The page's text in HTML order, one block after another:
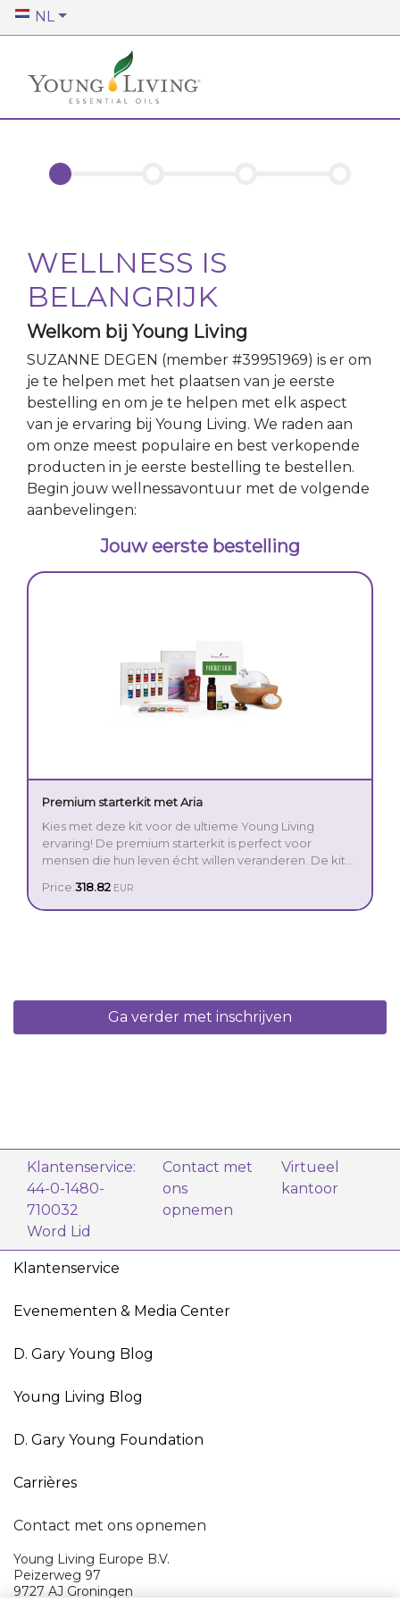
NL
WELLNESS IS
BELANGRIJK
Welkom bij Young Living
SUZANNE DEGEN (member #39951969) is er om
je te helpen met het plaatsen van je eerste
bestelling en om je te helpen met elk aspect
van je ervaring bij Young Living. We raden aan
om onze meest populaire en best verkopende
producten in je eerste bestelling te bestellen.
Begin jouw wellnessavontuur met de volgende
aanbevelingen:
Jouw eerste bestelling
Premium starterkit met Aria
Kies met deze kit voor de ultieme Young Living
ervaring! De premium starterkit is perfect voor
mensen die hun leven écht willen veranderen. De kit
etherische olie op een handige manier te ontdekken.
Price:318.82 EUR
Ga verder met inschrijven
Klantenservice:
44-0-1480-
710032
Contact met
ons
opnemen
Virtueel
kantoor
Word Lid
Klantenservice
Evenementen & Media Center
D. Gary Young Blog
Young Living Blog
D. Gary Young Foundation
Carrières
Contact met ons opnemen
Young Living Europe B.V.
Peizerweg 97
9727 AJ Groningen